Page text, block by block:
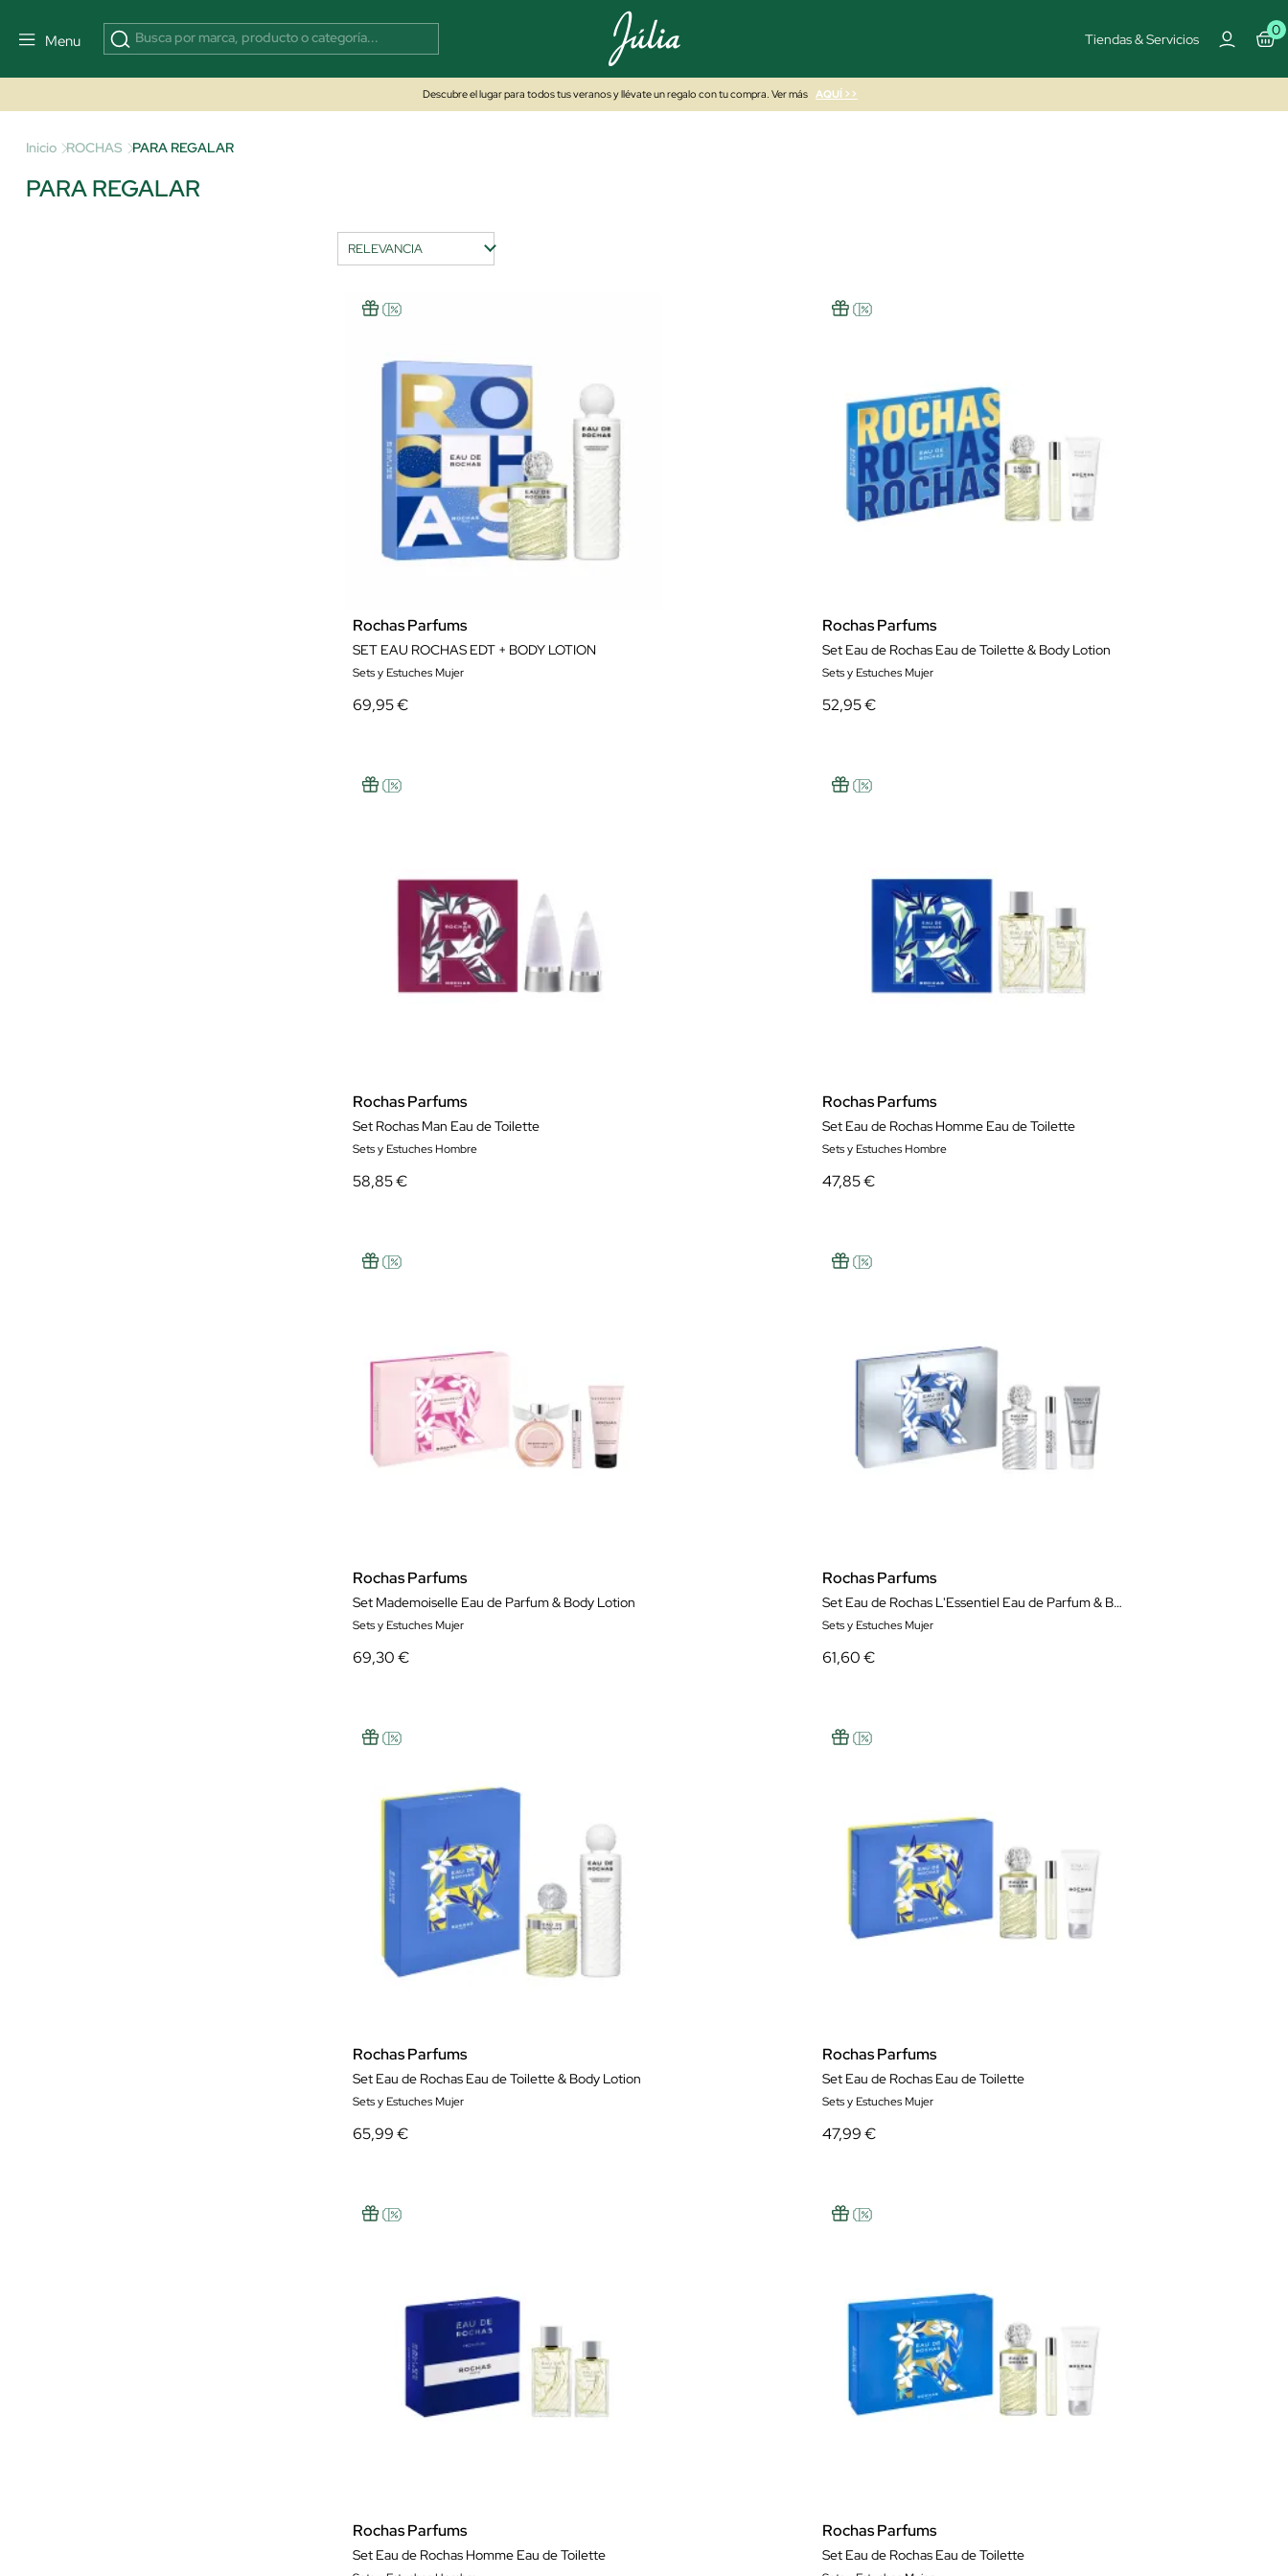
Menu Tiendas & Servicios
0
Descubre el lugar para todos tus veranos y llévate un regalo con tu compra. Ver más AQUÍ >>
Inicio ROCHAS PARA REGALAR
PARA REGALAR
Rochas Parfums
SET EAU ROCHAS EDT + BODY LOTION
Sets y Estuches Mujer
69,95 €
Rochas Parfums
Set Eau de Rochas Eau de Toilette & Body Lotion
Sets y Estuches Mujer
52,95 €
Rochas Parfums
Set Rochas Man Eau de Toilette
Sets y Estuches Hombre
58,85 €
Rochas Parfums
Set Eau de Rochas Homme Eau de Toilette
Sets y Estuches Hombre
47,85 €
Rochas Parfums
Set Mademoiselle Eau de Parfum & Body Lotion
Sets y Estuches Mujer
69,30 €
Rochas Parfums
Set Eau de Rochas L'Essentiel Eau de Parfum & Body Lotion
Sets y Estuches Mujer
61,60 €
Rochas Parfums
Set Eau de Rochas Eau de Toilette & Body Lotion
Sets y Estuches Mujer
65,99 €
Rochas Parfums
Set Eau de Rochas Eau de Toilette
Sets y Estuches Mujer
47,99 €
Rochas Parfums
Set Eau de Rochas Homme Eau de Toilette
Rochas Parfums
Set Eau de Rochas Eau de Toilette